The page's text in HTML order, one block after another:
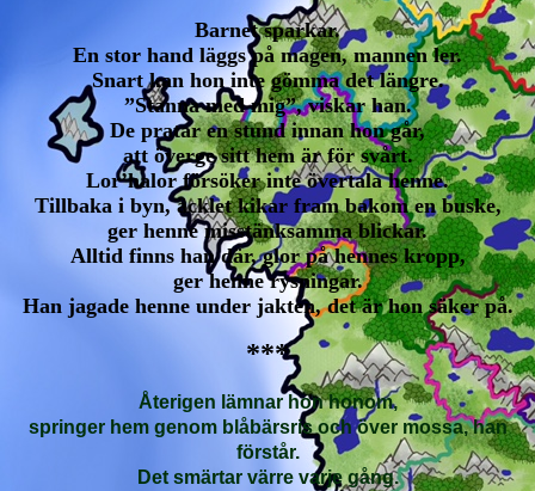
Barnet sparkar.
En stor hand läggs på magen, mannen ler.
Snart kan hon inte gömma det längre.
”Stanna med mig”, viskar han.
De pratar en stund innan hon går,
att överge sitt hem är för svårt.
Lor’halor försöker inte övertala henne.
Tillbaka i byn, äcklet kikar fram bakom en buske,
ger henne misstänksamma blickar.
Alltid finns han där, glor på hennes kropp,
ger henne rysningar.
Han jagade henne under jakten, det är hon säker på.
***
Återigen lämnar hon honom,
springer hem genom blåbärsris och över mossa, han
förstår.
Det smärtar värre varje gång.